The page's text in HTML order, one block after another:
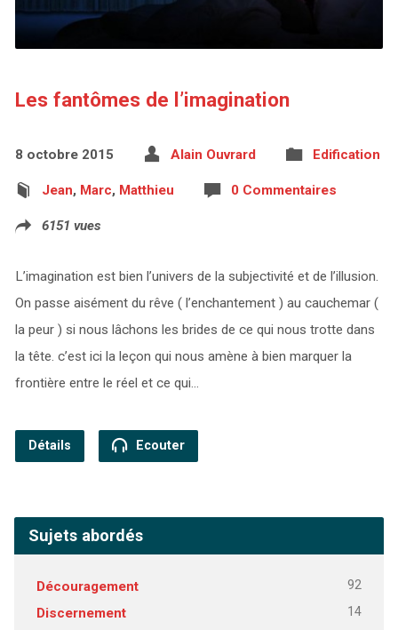
Les fantômes de l’imagination
8 octobre 2015 Alain Ouvrard Edification
Jean, Marc, Matthieu 0 Commentaires
6151 vues
L’imagination est bien l’univers de la subjectivité et de l’illusion.
On passe aisément du rêve ( l’enchantement ) au cauchemar (
la peur ) si nous lâchons les brides de ce qui nous trotte dans
la tête. c’est ici la leçon qui nous amène à bien marquer la
frontière entre le réel et ce qui…
Détails Ecouter
Sujets abordés
Découragement 92
Discernement 14